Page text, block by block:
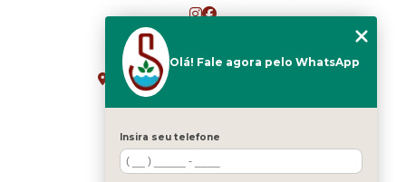
ENDEREÇO
CRS 511 Sul, Bl B, Sl 49 - Asa Sul
Brasília - DF - CEP: 70361-520
HOME
Olá! Fale agora pelo WhatsApp
Insira seu telefone